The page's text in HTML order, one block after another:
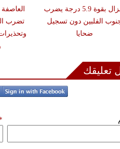
تضرب
زلزال بقوة 5.9 درجة يضرب
الفلبين دون تسجيل
ضحايا
تعليقك